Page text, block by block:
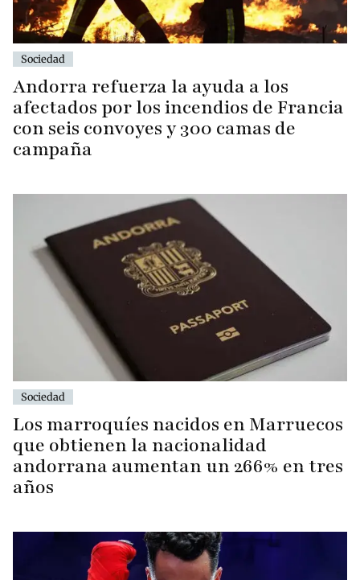
Sociedad
Andorra refuerza la ayuda a los
afectados por los incendios de Francia
con seis convoyes y 300 camas de
campaña
Sociedad
Los marroquíes nacidos en Marruecos
que obtienen la nacionalidad
andorrana aumentan un 266% en tres
años